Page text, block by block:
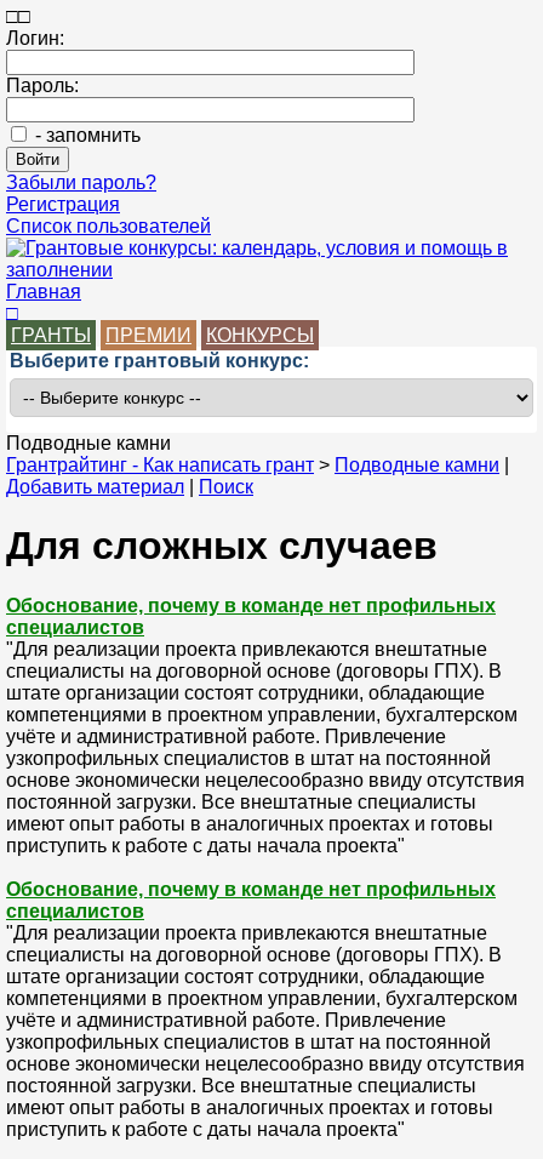
□□
Логин:
Пароль:
- запомнить
Забыли пароль?
Регистрация
Список пользователей
Главная
□
ГРАНТЫ
ПРЕМИИ
КОНКУРСЫ
Выберите грантовый конкурс:
Подводные камни
Грантрайтинг - Как написать грант > Подводные камни
Добавить материал
Поиск
Для сложных случаев
Обоснование, почему в команде нет профильных
специалистов
"Для реализации проекта привлекаются внештатные
специалисты на договорной основе (договоры ГПХ). В
штате организации состоят сотрудники, обладающие
компетенциями в проектном управлении, бухгалтерском
учёте и административной работе. Привлечение
узкопрофильных специалистов в штат на постоянной
основе экономически нецелесообразно ввиду отсутствия
постоянной загрузки. Все внештатные специалисты
имеют опыт работы в аналогичных проектах и готовы
приступить к работе с даты начала проекта"
Обоснование, почему в команде нет профильных
специалистов
"Для реализации проекта привлекаются внештатные
специалисты на договорной основе (договоры ГПХ). В
штате организации состоят сотрудники, обладающие
компетенциями в проектном управлении, бухгалтерском
учёте и административной работе. Привлечение
узкопрофильных специалистов в штат на постоянной
основе экономически нецелесообразно ввиду отсутствия
постоянной загрузки. Все внештатные специалисты
имеют опыт работы в аналогичных проектах и готовы
приступить к работе с даты начала проекта"